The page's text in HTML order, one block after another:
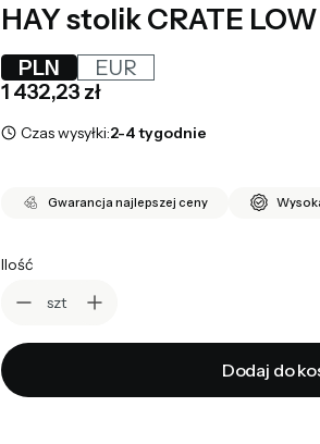
HAY stolik CRATE
PLN
EUR
Cena
1 432,23 zł
Czas wysyłki:2-4 tygodnie
Gwarancja najlepszej ceny
Ilość
szt
Dodaj do